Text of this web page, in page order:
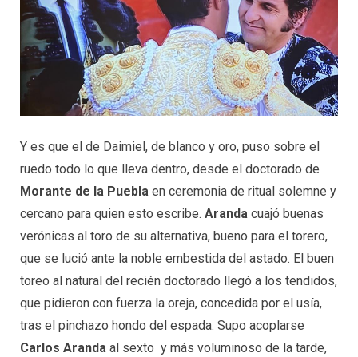
Y es que el de Daimiel, de blanco y oro, puso sobre el
ruedo todo lo que lleva dentro, desde el doctorado de
Morante de la Puebla en ceremonia de ritual solemne y
cercano para quien esto escribe. Aranda cuajó buenas
verónicas al toro de su alternativa, bueno para el torero,
que se lució ante la noble embestida del astado. El buen
toreo al natural del recién doctorado llegó a los tendidos,
que pidieron con fuerza la oreja, concedida por el usía,
tras el pinchazo hondo del espada. Supo acoplarse
Carlos Aranda al sexto y más voluminoso de la tarde,